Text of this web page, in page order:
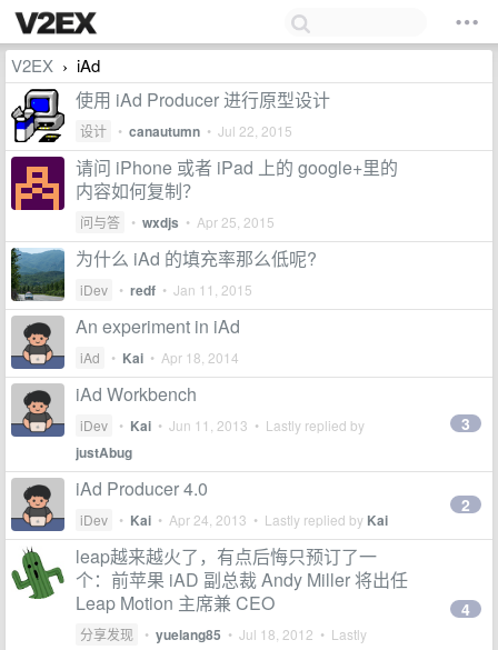
V2EX › iAd
使用 iAd Producer 进行原型设计
设计 • canautumn • Jul 22, 2015
请问 iPhone 或者 iPad 上的 google+里的
内容如何复制？
问与答 • wxdjs • Apr 25, 2015
为什么 iAd 的填充率那么低呢?
iDev • redf • Jan 11, 2015
An experiment in iAd
iAd • Kai • Apr 18, 2014
iAd Workbench
iDev • Kai • Jun 11, 2013 • Lastly replied by
justAbug
3
iAd Producer 4.0
iDev • Kai • Apr 24, 2013 • Lastly replied by Kai
2
leap越来越火了，有点后悔只预订了一
个：前苹果 iAD 副总裁 Andy Miller 将出任
Leap Motion 主席兼 CEO
分享发现 • yuelang85 • Jul 18, 2012 • Lastly
4